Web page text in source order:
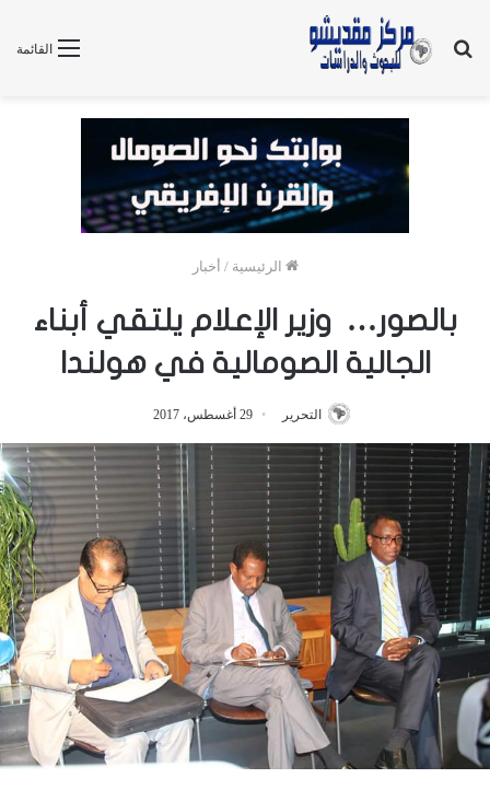
القائمة
بحث
الرئيسية / أخبار
بالصور… وزير الإعلام يلتقي أبناء
الجالية الصومالية في هولندا
التحرير 29 أغسطس، 2017